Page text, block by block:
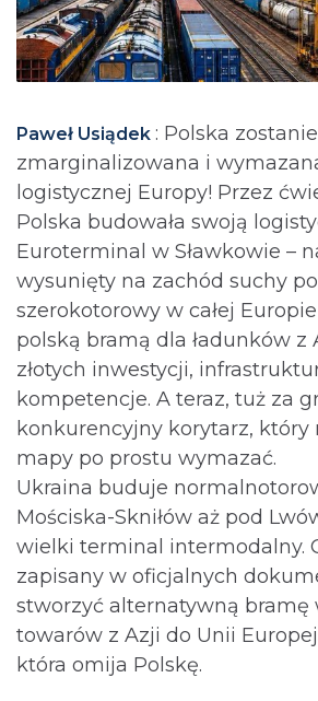
Paweł Usiądek : Polska
zmarginalizowana i
logistycznej Europy! Przez
Polska budowała swoją
Euroterminal w Sławkowie –
wysunięty na zachód suchy
szerokotorowy w całej
polską bramą dla ładunków z
złotych inwestycji,
kompetencje. A teraz, tuż za
konkurencyjny korytarz, który
mapy po prostu wymazać.
Ukraina buduje
Mościska-Skniłów aż pod
wielki terminal intermodalny.
zapisany w oficjalnych
stworzyć alternatywną bramę
towarów z Azji do Unii
która omija Polskę.